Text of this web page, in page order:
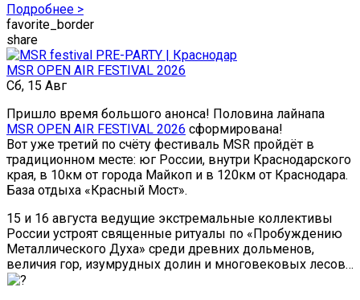
Подробнее >
favorite_border
share
MSR OPEN AIR FESTIVAL 2026
Сб, 15 Авг
Пришло время большого анонса! Половина лайнапа
MSR OPEN AIR FESTIVAL 2026 сформирована!
Вот уже третий по счёту фестиваль MSR пройдёт в
традиционном месте: юг России, внутри Краснодарского
края, в 10км от города Майкоп и в 120км от Краснодара.
База отдыха «Красный Мост».
15 и 16 августа ведущие экстремальные коллективы
России устроят священные ритуалы по «Пробуждению
Металлического Духа» среди древних дольменов,
величия гор, изумрудных долин и многовековых лесов…